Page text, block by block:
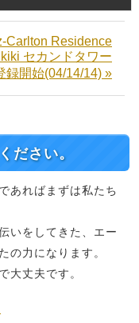
Carlton Residence
セカンドタワー
録開始(04/14/14) »
ださい。
あればまずは私たち
いをしてきた、エー
の力になります。
大丈夫です。